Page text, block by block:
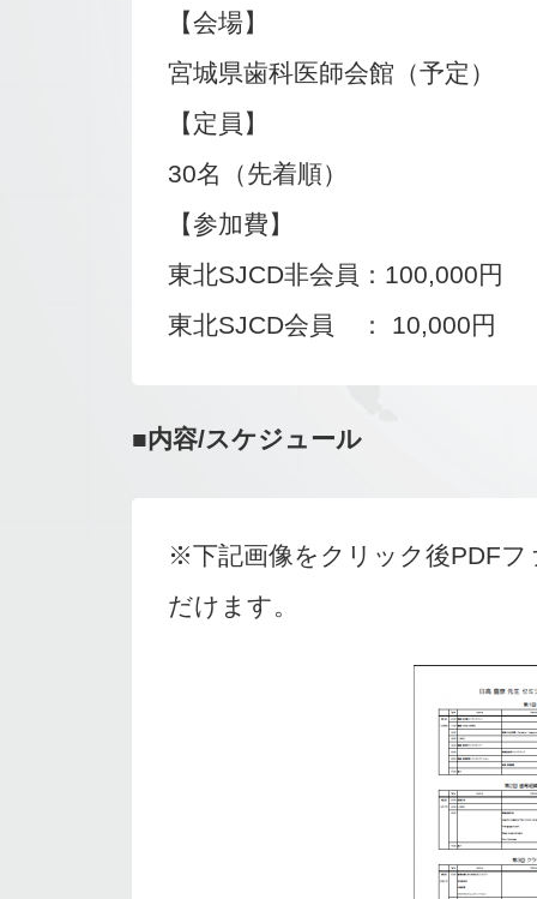
【会場】
宮城県歯科医師会館（予定）
【定員】
30名（先着順）
【参加費】
東北SJCD非会員：100,000円
東北SJCD会員 ： 10,000円
■内容/スケジュール
※下記画像をクリック後PDF
だけます。